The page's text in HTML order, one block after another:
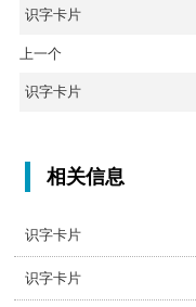
识字卡片
上一个
识字卡片
相关信息
识字卡片
识字卡片